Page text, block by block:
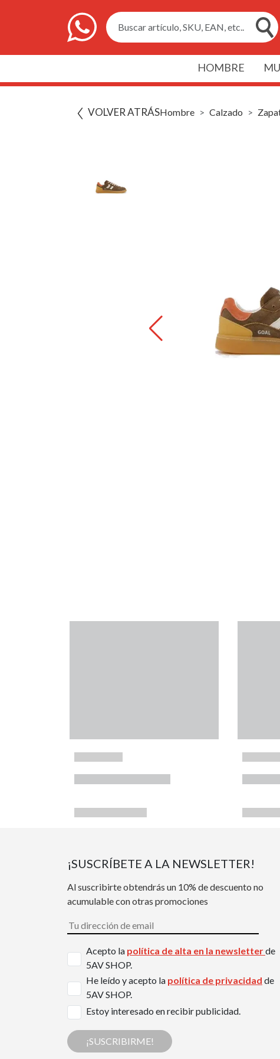
Buscar artículo, SKU, EAN, etc..
HOMBRE
VOLVER ATRÁSHombre Calzado
¡SUSCRÍBETE A LA NEWSLETTER!
Al suscribirte obtendrás un 10% de descuento no
acumulable con otras promociones
Acepto la política de alta en la newsletterde
5AV SHOP.
He leído y acepto la política de privacidad de
5AV SHOP.
Estoy interesado en recibir publicidad.
¡SUSCRIBIRME!